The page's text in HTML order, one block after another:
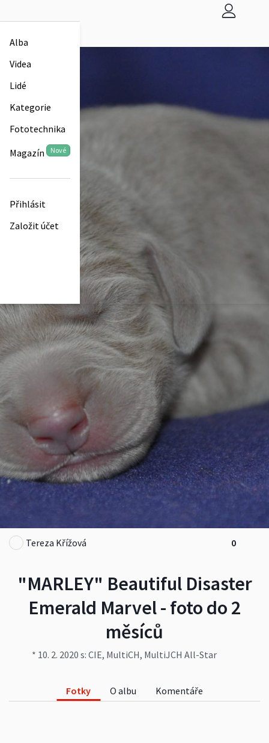
Alba
Videa
Lidé
Kategorie
Fototechnika
Magazín Nové
Přihlásit
Založit účet
"MARLEY" Beautiful Disaster
Emerald Marvel - foto do 2
měsíců
* 10. 2. 2020 s: CIE, MultiCH, MultiJCH All-Star
Tereza Křížová 0
Fotky O albu Komentáře